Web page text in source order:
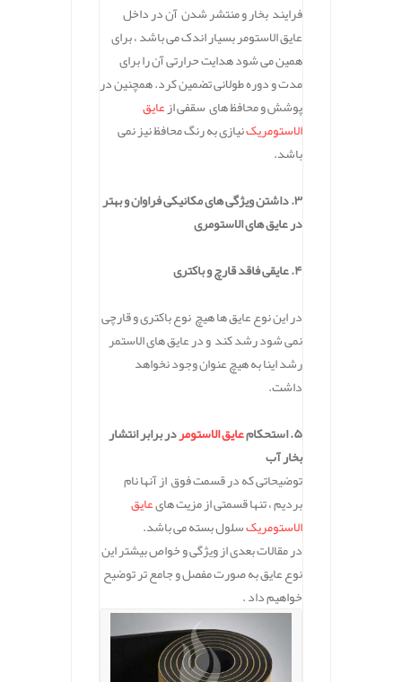
فرایند بخار و منتشر شدن آن در داخل
عایق الاستومر بسیار اندک می باشد ، برای
همین می شود هدایت حرارتی آن را برای
مدت و دوره طولانی تضمین کرد. همچنین در
پوشش و محافظ های سقفی ازعایق
الاستومریکنیازی به رنگ محافظ نیز نمی
باشد.
۳. داشتن ویژگی های مکانیکی فراوان و بهتر
در عایق های الاستومری
۴. عایقی فاقد قارچ و باکتری
در این نوع عایق ها هیچ نوع باکتری و قارچی
نمی شود رشد کند و در عایق های الاستمر
رشد اینا به هیچ عنوان وجود نخواهد
داشت.
۵. استحکام
عایق الاستومردر برابر انتشار
بخار آب
توضیحاتی که در قسمت فوق از آنها نام
بردیم ، تنها قسمتی از مزیت هایعایق
الاستومریکسلول بسته می باشد.
در مقالات بعدی از ویژگی و خواص بیشتر این
نوع عایق به صورت مفصل و جامع تر توضیح
خواهیم داد .